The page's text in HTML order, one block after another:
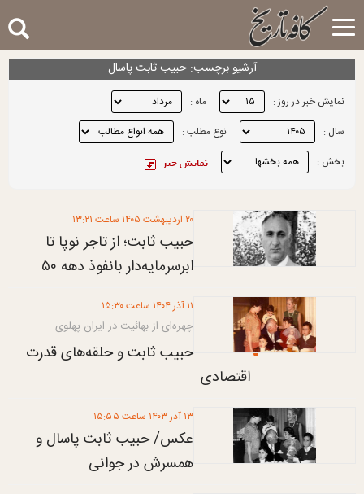
Toggle
navigation
آرشيو برچسب: حبیب ثابت پاسال
نمایش خبر در روز :
ماه :
سال :
نوع مطلب :
بخش :
۲۰ ارديبهشت ۱۴۰۵ ساعت ۱۳:۲۱
حبیب ثابت؛ از تاجر نوپا تا
ابرسرمایه‌دار بانفوذ دهه ۵۰
۱۱ آذر ۱۴۰۴ ساعت ۱۵:۳۰
چهره‌ای از بهائیت در ایران پهلوی
حبیب ثابت و حلقه‌های قدرت
اقتصادی
۱۳ آذر ۱۴۰۳ ساعت ۱۵:۵۵
عکس/ حبيب ثابت پاسال و
همسرش در جوانی